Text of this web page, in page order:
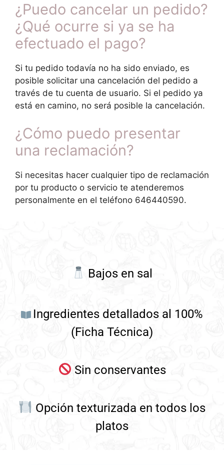
¿Puedo cancelar un pedido?
¿Qué ocurre si ya se ha
efectuado el pago?
Si tu pedido todavía no ha sido enviado, es
posible solicitar una cancelación del pedido a
través de tu cuenta de usuario. Si el pedido ya
está en camino, no será posible la cancelación.
¿Cómo puedo presentar
una reclamación?
Si necesitas hacer cualquier tipo de reclamación
por tu producto o servicio te atenderemos
personalmente en el teléfono 646440590.
Bajos en sal
Ingredientes detallados al 100%
(Ficha Técnica)
Sin conservantes
Opción texturizada en todos los
platos